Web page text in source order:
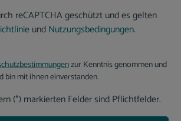
reCAPTCHA geschützt und es gelten
undNutzungsbedingungen.
zur Kenntnis genommen und
bin mit ihnen einverstanden.
(*) markierten Felder sind Pflichtfelder.